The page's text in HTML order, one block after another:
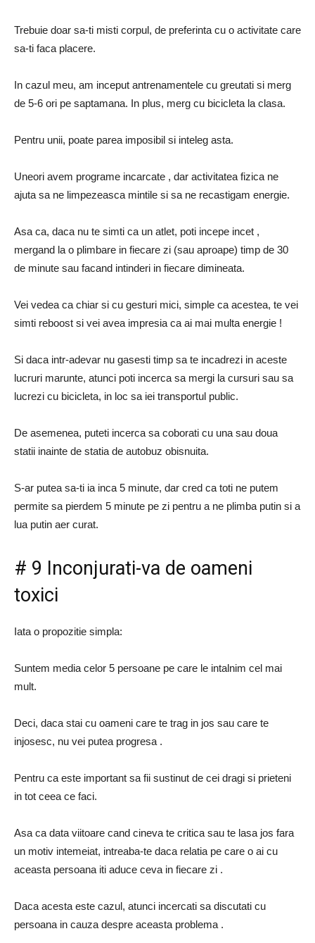
Trebuie doar sa-ti misti corpul, de preferinta cu o activitate care
sa-ti faca placere.
In cazul meu, am inceput antrenamentele cu greutati si merg
de 5-6 ori pe saptamana. In plus, merg cu bicicleta la clasa.
Pentru unii, poate parea imposibil si inteleg asta.
Uneori avem programe incarcate , dar activitatea fizica ne
ajuta sa ne limpezeasca mintile si sa ne recastigam energie.
Asa ca, daca nu te simti ca un atlet, poti incepe incet ,
mergand la o plimbare in fiecare zi (sau aproape) timp de 30
de minute sau facand intinderi in fiecare dimineata.
Vei vedea ca chiar si cu gesturi mici, simple ca acestea, te vei
simti reboost si vei avea impresia ca ai mai multa energie !
Si daca intr-adevar nu gasesti timp sa te incadrezi in aceste
lucruri marunte, atunci poti incerca sa mergi la cursuri sau sa
lucrezi cu bicicleta, in loc sa iei transportul public.
De asemenea, puteti incerca sa coborati cu una sau doua
statii inainte de statia de autobuz obisnuita.
S-ar putea sa-ti ia inca 5 minute, dar cred ca toti ne putem
permite sa pierdem 5 minute pe zi pentru a ne plimba putin si a
lua putin aer curat.
# 9 Inconjurati-va de oameni
toxici
Iata o propozitie simpla:
Suntem media celor 5 persoane pe care le intalnim cel mai
mult.
Deci, daca stai cu oameni care te trag in jos sau care te
injosesc, nu vei putea progresa .
Pentru ca este important sa fii sustinut de cei dragi si prieteni
in tot ceea ce faci.
Asa ca data viitoare cand cineva te critica sau te lasa jos fara
un motiv intemeiat, intreaba-te daca relatia pe care o ai cu
aceasta persoana iti aduce ceva in fiecare zi .
Daca acesta este cazul, atunci incercati sa discutati cu
persoana in cauza despre aceasta problema .